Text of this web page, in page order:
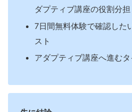
ダプティブ講座の役割分担
7日間無料体験で確認した
スト
アダプティブ講座へ進む